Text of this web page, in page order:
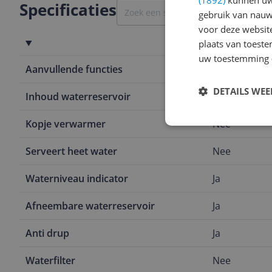
Specificaties
Functionaliteiten
Aanvullende functies
Inhoud waterreservoir 1 l
Kopje verwarmer Nee
Serveert heet water Nee
Waterniveau indicator Ja
Afneembare waterreservoir Ja
Anti drup Ja
Waterfilter Nee
gebruik van
voor deze
plaats van
uw
DETAILS